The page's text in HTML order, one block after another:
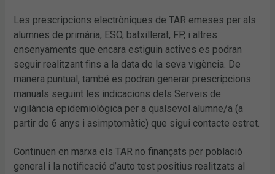
Les prescripcions electròniques de TAR emeses per als
alumnes de primària, ESO, batxillerat, FP, i altres
ensenyaments que encara estiguin actives es podran
seguir realitzant fins a la data de la seva vigència. De
manera puntual, també es podran generar prescripcions
manuals seguint les indicacions dels Serveis de
vigilància epidemiològica per a qualsevol alumne/a (a
partir de 6 anys i asimptomàtic) que sigui contacte estret.
Continuen en marxa els TAR no finançats per població
general i la notificació d’auto test positius realitzats al